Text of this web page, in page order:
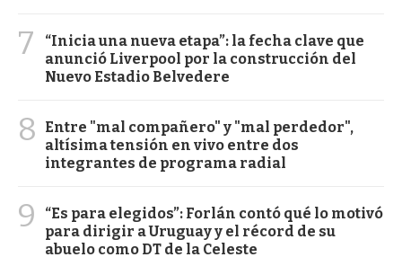
7
“Inicia una nueva etapa”: la fecha clave que
anunció Liverpool por la construcción del
Nuevo Estadio Belvedere
8
Entre "mal compañero" y "mal perdedor",
altísima tensión en vivo entre dos
integrantes de programa radial
9
“Es para elegidos”: Forlán contó qué lo motivó
para dirigir a Uruguay y el récord de su
abuelo como DT de la Celeste